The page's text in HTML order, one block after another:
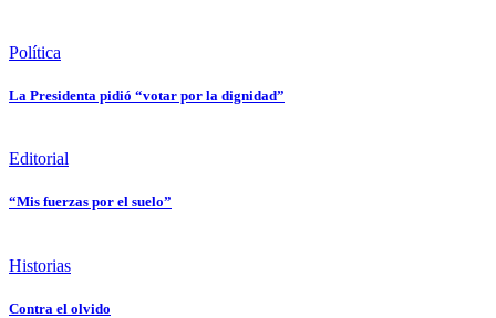
Política
La Presidenta pidió “votar por la dignidad”
Editorial
“Mis fuerzas por el suelo”
Historias
Contra el olvido